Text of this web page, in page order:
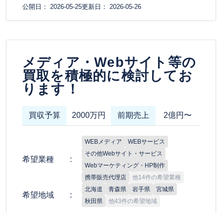
公開日： 2026-05-25更新日： 2026-05-26
メディア・Webサイト等の
買取を積極的に検討してお
ります！
買収予算 2000万円 前期売上 2億円〜
希望業種
WEBメディア
WEBサービス
その他Webサイト・サービス
Webマーケティング・HP制作
携帯販売代理店
他14件の希望業種
希望地域
北海道 青森県 岩手県
宮城県
秋田県
他43件の希望地域